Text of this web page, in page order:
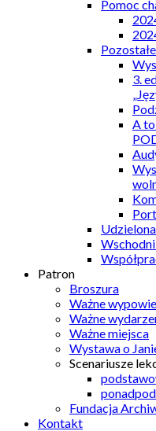
Pomoc
Pozostałe
3.
A
Patron
Broszura
Ważne
Ważne
Ważne miejsca
Wystawa o
Scenariusze
Fundacja
Kontakt